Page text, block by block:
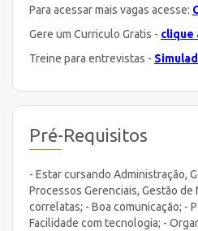
Para acessar mais vagas acesse:
Gere um Curriculo Gratis - clique
Treine para entrevistas -
Pré-Requisitos
- Estar cursando Administração,
Processos Gerenciais, Gestão de
correlatas; - Boa comunicação; -
Facilidade com tecnologia; -